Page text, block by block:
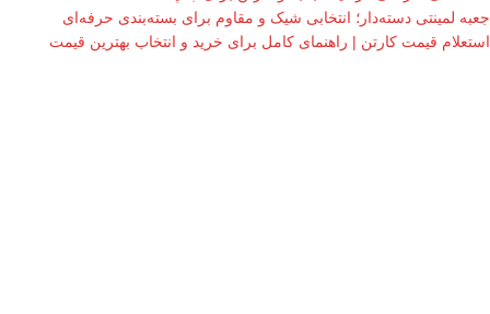
جعبه لمینتی دسته‌دار؛ انتخابی شیک و مقاوم برای بسته‌بندی حرفه‌ای
استعلام قیمت کارتن | راهنمای کامل برای خرید و انتخاب بهترین قیمت